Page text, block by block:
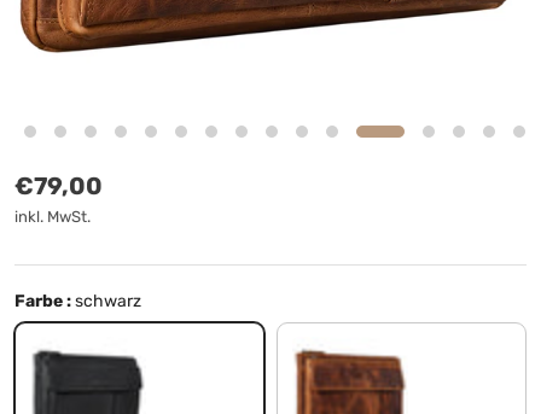
Normaler Preis
€79,00
inkl. MwSt.
Farbe :schwarz
schwarz kara - cognac